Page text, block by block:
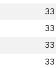
33
33
33
33